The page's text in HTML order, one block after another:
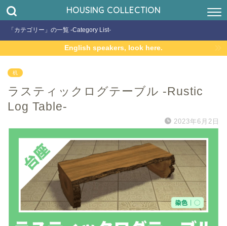
HOUSING COLLECTION
「カテゴリー」の一覧 -Category List-
English speakers, look here.
机
ラスティックログテーブル -Rustic
Log Table-
2023年6月2日